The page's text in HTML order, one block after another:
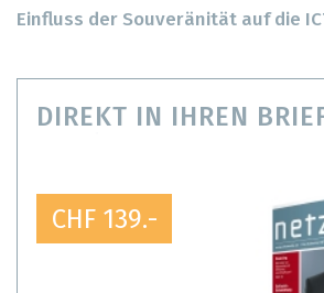
Einfluss der Souveränität auf die
DIREKT IN IHREN
CHF 139.-